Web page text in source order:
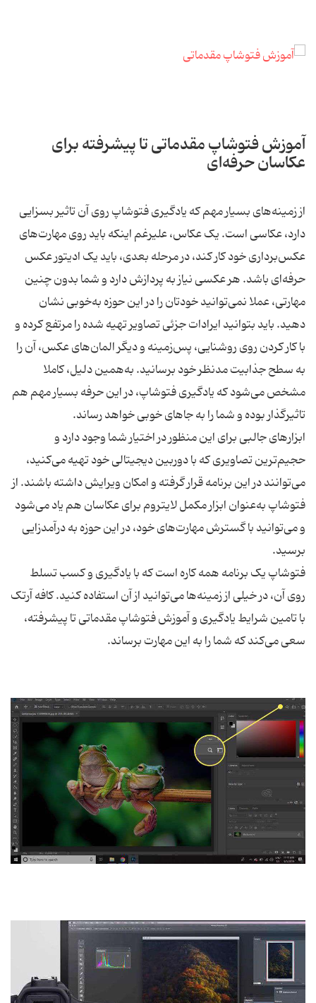
آموزش فتوشاپ مقدماتی تا پیشرفته برای
عکاسان حرفه‌ای
از زمینه‌های بسیار مهم که یادگیری فتوشاپ روی آن تاثیر بسزایی
دارد، عکاسی است. یک عکاس، علیرغم اینکه باید روی مهارت‌های
عکس‌برداری خود کار کند، در مرحله بعدی، باید یک ادیتور عکس
حرفه‌ای باشد. هر عکسی نیاز به پردازش دارد و شما بدون چنین
مهارتی، عملا نمی‌توانید خودتان را در این حوزه به‌خوبی نشان
دهید. باید بتوانید ایرادات جزئی تصاویر تهیه شده را مرتفع کرده و
با کار کردن روی روشنایی، پس‌زمینه و دیگر المان‌های عکس، آن را
به سطح جذابیت مدنظر خود برسانید. به‌همین دلیل، کاملا
مشخص می‌شود که یادگیری فتوشاپ، در این حرفه بسیار مهم هم
تاثیرگذار بوده و شما را به جاهای خوبی خواهد رساند.
ابزارهای جالبی برای این منظور در اختیار شما وجود دارد و
حجیم‌ترین تصاویری که با دوربین دیجیتالی خود تهیه می‌کنید،
می‌توانند در این برنامه قرار گرفته و امکان ویرایش داشته باشند. از
فتوشاپ به‌عنوان ابزار مکمل لایتروم برای عکاسان هم یاد می‌شود
و می‌توانید با گسترش مهارت‌های خود، در این حوزه به درآمدزایی
برسید.
فتوشاپ یک برنامه همه کاره است که با یادگیری و کسب تسلط
روی آن، در خیلی از زمینه‌ها می‌توانید از آن استفاده کنید. کافه آرتک
با تامین شرایط یادگیری و آموزش فتوشاپ مقدماتی تا پیشرفته،
سعی می‌کند که شما را به این مهارت برساند.